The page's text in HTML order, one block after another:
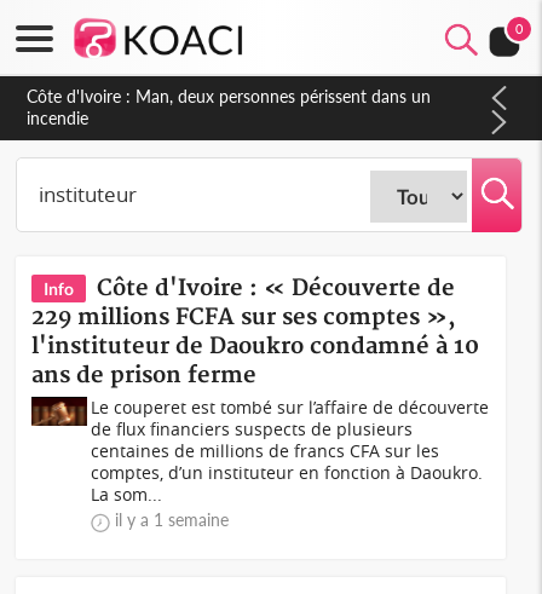
0
Côte d'Ivoire : Séileu, la célébration de la fête nationale
transformée en vaste campagne contre les produits
dépigmentants dangereux
Info
Côte d'Ivoire : « Découverte de
229 millions FCFA sur ses comptes »,
l'instituteur de Daoukro condamné à 10
ans de prison ferme
Le couperet est tombé sur l’affaire de découverte
de flux financiers suspects de plusieurs
centaines de millions de francs CFA sur les
comptes, d’un instituteur en fonction à Daoukro.
La som...
il y a 1 semaine